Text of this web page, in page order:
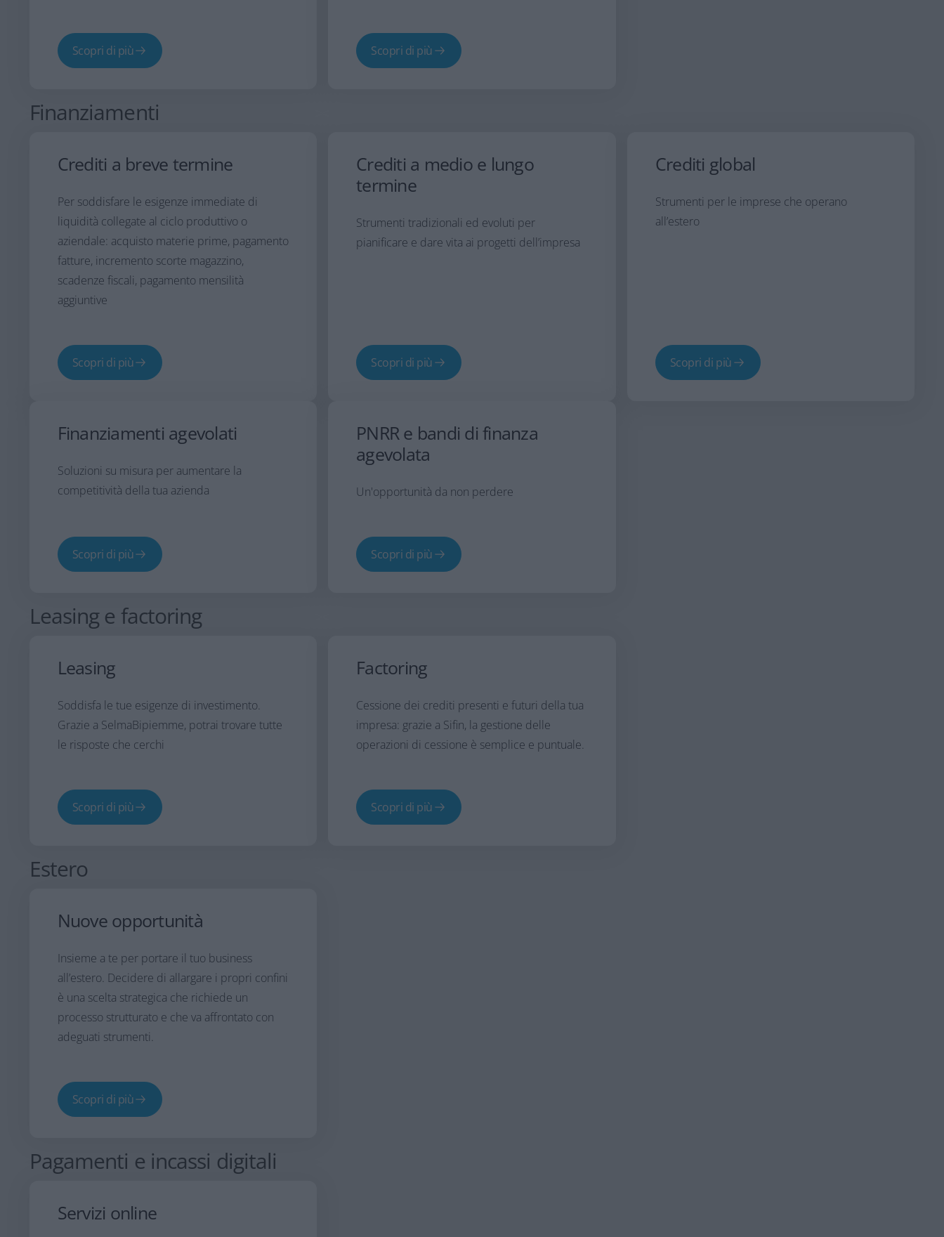
Scopri di più Scopri di più
Finanziamenti
Crediti a breve termine
Per soddisfare le esigenze immediate di
liquidità collegate al ciclo produttivo o
aziendale: acquisto materie prime, pagamento
fatture, incremento scorte magazzino,
scadenze fiscali, pagamento mensilità
aggiuntive
Scopri di più
Crediti a medio e lungo
termine
Strumenti tradizionali ed evoluti per
pianificare e dare vita ai progetti dell’impresa
Scopri di più
Crediti global
Strumenti per le imprese che operano
all’estero
Scopri di più
Finanziamenti agevolati
Soluzioni su misura per aumentare la
competitività della tua azienda
Scopri di più
PNRR e bandi di finanza
agevolata
Un'opportunità da non perdere
Scopri di più
Leasing e factoring
Leasing
Soddisfa le tue esigenze di investimento.
Grazie a SelmaBipiemme, potrai trovare tutte
le risposte che cerchi
Scopri di più
Factoring
Cessione dei crediti presenti e futuri della tua
impresa: grazie a Sifin, la gestione delle
operazioni di cessione è semplice e puntuale.
Scopri di più
Estero
Nuove opportunità
Insieme a te per portare il tuo business
all’estero. Decidere di allargare i propri confini
è una scelta strategica che richiede un
processo strutturato e che va affrontato con
adeguati strumenti.
Scopri di più
Pagamenti e incassi digitali
Servizi online